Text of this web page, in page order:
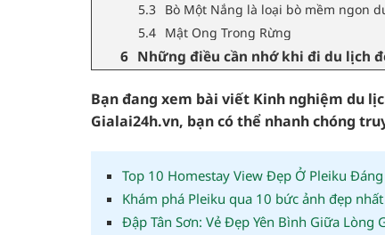
Bò Một Nắng là loại bò mềm ngon
Mật Ong Trong Rừng
Những điều cần nhớ khi đi du lịch
Bạn đang xem bài viết Kinh nghiệm du
Gialai24h.vn, bạn có thể nhanh chóng
Top 10 Homestay View Đẹp Ở Pleiku
Khám phá Pleiku qua 10 bức ảnh đẹp nhất
Đập Tân Sơn: Vẻ Đẹp Yên Bình Giữa Lòng